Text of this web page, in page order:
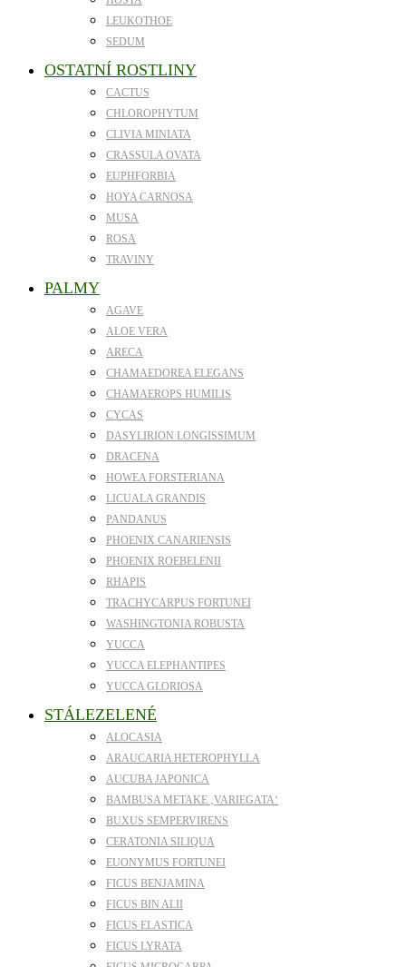
LEUKOTHOE
SEDUM
OSTATNÍ ROSTLINY
CACTUS
CHLOROPHYTUM
CLIVIA MINIATA
CRASSULA OVATA
EUPHFORBIA
HOYA CARNOSA
MUSA
ROSA
TRAVINY
PALMY
AGAVE
ALOE VERA
ARECA
CHAMAEDOREA ELEGANS
CHAMAEROPS HUMILIS
CYCAS
DASYLIRION LONGISSIMUM
DRACENA
HOWEA FORSTERIANA
LICUALA GRANDIS
PANDANUS
PHOENIX CANARIENSIS
PHOENIX ROEBELENII
RHAPIS
TRACHYCARPUS FORTUNEI
WASHINGTONIA ROBUSTA
YUCCA
YUCCA ELEPHANTIPES
YUCCA GLORIOSA
STÁLEZELENÉ
ALOCASIA
ARAUCARIA HETEROPHYLLA
AUCUBA JAPONICA
BAMBUSA METAKE ‚VARIEGATA‘
BUXUS SEMPERVIRENS
CERATONIA SILIQUA
EUONYMUS FORTUNEI
FICUS BENJAMINA
FICUS BIN ALII
FICUS ELASTICA
FICUS LYRATA